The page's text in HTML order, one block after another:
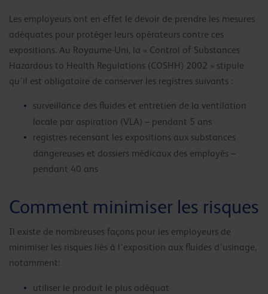
Les employeurs ont en effet le devoir de prendre les mesures
adéquates pour protéger leurs opérateurs contre ces
expositions. Au Royaume-Uni, la « Control of Substances
Hazardous to Health Regulations (COSHH) 2002 » stipule
qu’il est obligatoire de conserver les registres suivants :
surveillance des fluides et entretien de la ventilation
locale par aspiration (VLA) – pendant 5 ans
registres recensant les expositions aux substances
dangereuses et dossiers médicaux des employés –
pendant 40 ans
Comment minimiser les risques
Il existe de nombreuses façons pour les employeurs de
minimiser les risques liés à l’exposition aux fluides d’usinage,
notamment:
utiliser le produit le plus adéquat